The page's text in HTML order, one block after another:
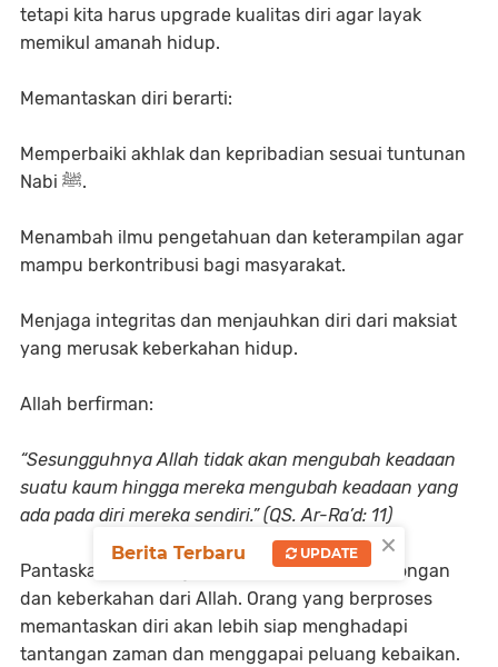
tetapi kita harus upgrade kualitas diri agar layak
memikul amanah hidup.
Memantaskan diri berarti:
Memperbaiki akhlak dan kepribadian sesuai tuntunan
Nabi ﷺ.
Menambah ilmu pengetahuan dan keterampilan agar
mampu berkontribusi bagi masyarakat.
Menjaga integritas dan menjauhkan diri dari maksiat
yang merusak keberkahan hidup.
Allah berfirman:
“Sesungguhnya Allah tidak akan mengubah keadaan
suatu kaum hingga mereka mengubah keadaan yang
ada pada diri mereka sendiri.” (QS. Ar-Ra’d: 11)
Pantaskan dirimu agar layak menerima pertolongan
dan keberkahan dari Allah. Orang yang berproses
memantaskan diri akan lebih siap menghadapi
tantangan zaman dan menggapai peluang kebaikan.
×
Berita Terbaru UPDATE